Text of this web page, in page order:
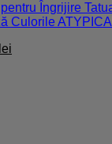
Îngrijire
Culorile
lei